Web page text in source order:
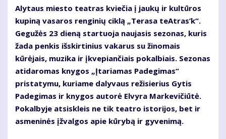
Alytaus miesto teatras kviečia į jaukų ir kultūros
kupiną vasaros renginių ciklą „Terasa teAtras’k“.
Gegužės 23 dieną startuoja naujasis sezonas, kuris
žada penkis išskirtinius vakarus su žinomais
kūrėjais, muzika ir įkvepiančiais pokalbiais. Sezonas
atidaromas knygos „Įtariamas Padegimas“
pristatymu, kuriame dalyvaus režisierius Gytis
Padegimas ir knygos autorė Elvyra Markevičiūtė.
Pokalbyje atsiskleis ne tik teatro istorijos, bet ir
asmeninės įžvalgos apie kūrybą ir gyvenimą.